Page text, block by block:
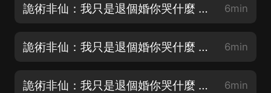
詭術非仙：我只是退個婚你哭什麼 001 青燈古刹，無頭石像 6min
詭術非仙：我只是退個婚你哭什麼 002 歸終 6min
詭術非仙：我只是退個婚你哭什麼 003 蘇景夏 6min